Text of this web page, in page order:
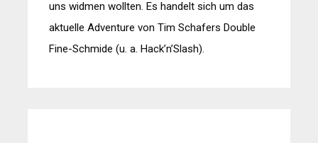
uns widmen wollten. Es handelt sich um das
aktuelle Adventure von Tim Schafers Double
Fine-Schmide (u. a. Hack’n’Slash).